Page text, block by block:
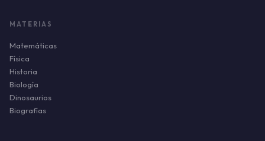
MATERIAS
Matemáticas
Física
Historia
Biología
Dinosaurios
Biografías